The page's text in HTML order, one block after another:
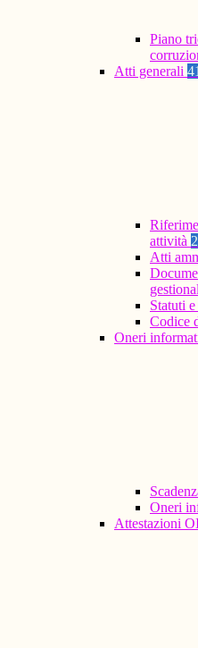
Piano
Atti generali 41
attività 2
Atti
Statuti
Codice
Oneri
Oneri
Attestazioni